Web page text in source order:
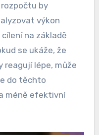
by
výkon
na základě
se ukáže, že
reagují lépe, může
do těchto
méně efektivní